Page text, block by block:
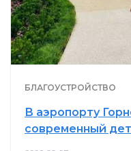
БЛАГОУСТРОЙСТВО
В аэропорту
современный